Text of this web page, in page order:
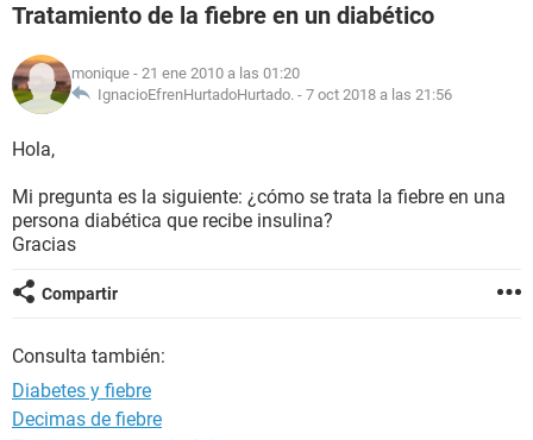
NUTRICIÓN
BIENESTAR
SEXUALIDAD
GLOSARIO
Tratamiento de la fiebre en un diabético
monique - 21 ene 2010 a las 01:20
IgnacioEfrenHurtadoHurtado. - 7 oct 2018 a las 21:56
Hola,
Mi pregunta es la siguiente: ¿cómo se trata la fiebre en una
persona diabética que recibe insulina?
Gracias
Compartir
Consulta también:
Diabetes y fiebre
Decimas de fiebre